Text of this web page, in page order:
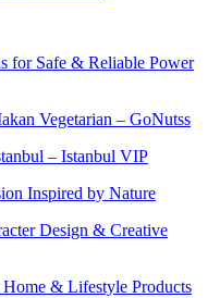
for Safe & Reliable Power
Vegetarian – GoNutss
– Istanbul VIP
Inspired by Nature
Design & Creative
& Lifestyle Products